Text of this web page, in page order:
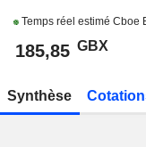
Temps réel estimé Cboe
185,85 GBX
Synthèse